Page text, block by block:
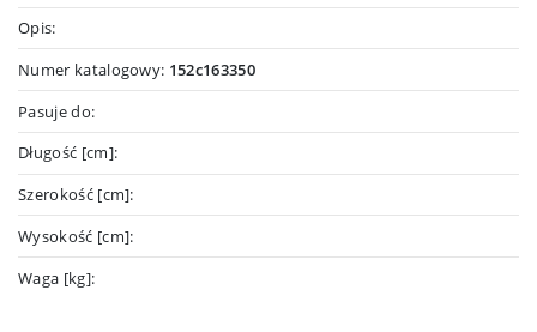
Opis:
Numer katalogowy: 152c163350
Pasuje do:
Długość [cm]:
Szerokość [cm]:
Wysokość [cm]:
Waga [kg]: